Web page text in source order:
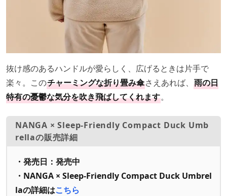
抜け感のあるハンドルが愛らしく、広げるときは片手で
楽々。このチャーミングな折り畳み傘さえあれば、 雨の日
特有の憂鬱な気分を吹き飛ばしてくれます。
NANGA × Sleep-Friendly Compact Duck Umb
rellaの販売詳細
・発売日：発売中
・NANGA × Sleep-Friendly Compact Duck Umbrel
laの詳細はこちら